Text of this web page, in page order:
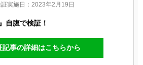
実施日：2023年2月19日
自腹で検証！
記事の詳細はこちらから